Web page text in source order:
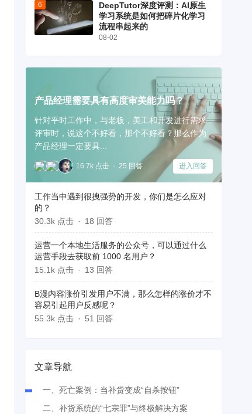
DeepTutor深度评测：AI原生
学习系统是如何把碎片化学习
流程串起来的
08-02
产品经理需要具有高度审美能力吗？
针对平时工作中，与老板，美工和开发进行需求
评审时，说这个不好看，那个不好看？那么作为
产品经理一定要具...
16.7k 点击 25 回答 进入回答
工作当中遇到很拽强势的开发，你们是怎么应对
的？
30.3k 点击
18 回答
运营一个本地生活服务的公众号，可以通过什么
运营手段去获取前 1000 名用户？
15.1k 点击
13 回答
B漫内容涨价引发用户不满，那么怎样的涨价才不
容易引起用户反感呢？
55.3k 点击
51 回答
文章导航
一、死亡案例：当补货变成“自杀按钮”
二、补货系统的“七宗罪”与终极解决方案